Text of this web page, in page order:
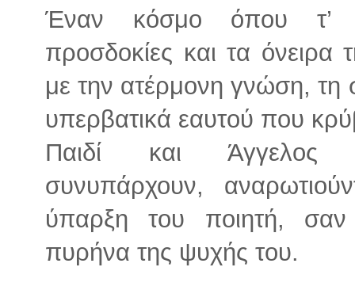
Έναν κόσμο όπου τ’
προσδοκίες και τα όνειρα
με την ατέρμονη γνώση, τη
υπερβατικά εαυτού που
Παιδί και Άγγελος
συνυπάρχουν,
ύπαρξη του ποιητή,
πυρήνα της ψυχής του.